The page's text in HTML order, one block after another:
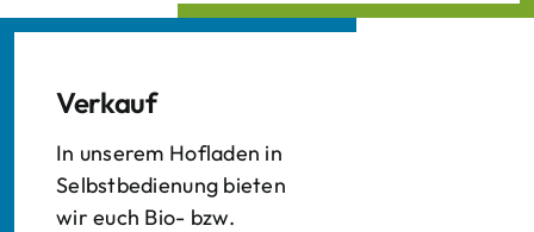
Verkauf
In unserem Hofladen in
Selbstbedienung bieten
wir euch Bio- bzw.